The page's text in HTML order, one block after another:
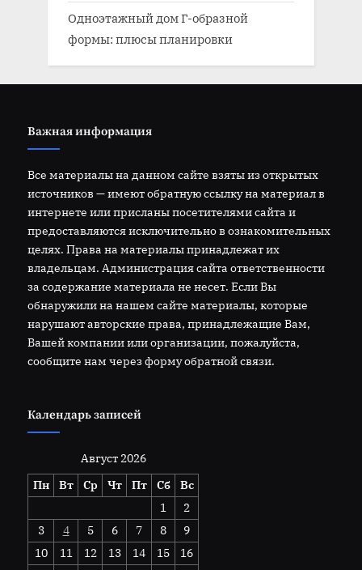
Одноэтажный дом Г-образной
формы: плюсы планировки
Важная информация
Все материалы на данном сайте взяты из открытых
источников — имеют обратную ссылку на материал в
интернете или присланы посетителями сайта и
предоставляются исключительно в ознакомительных
целях. Права на материалы принадлежат их
владельцам. Администрация сайта ответственности
за содержание материала не несет. Если Вы
обнаружили на нашем сайте материалы, которые
нарушают авторские права, принадлежащие Вам,
Вашей компании или организации, пожалуйста,
сообщите нам через форму обратной связи.
Календарь записей
Август 2026
Пн
Вт Ср Чт Пт Сб
Вс
1
2
3
4 5 6 7 8
9
10
11 12 13 14 15
16